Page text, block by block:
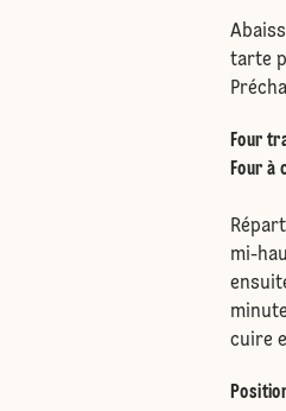
tarte
Four
Four à
mi-
cuire